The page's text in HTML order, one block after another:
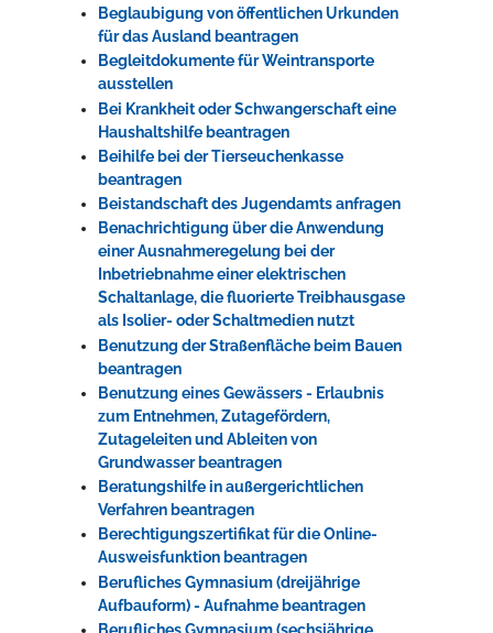
Beglaubigung von öffentlichen Urkunden
für das Ausland beantragen
Begleitdokumente für Weintransporte
ausstellen
Bei Krankheit oder Schwangerschaft eine
Haushaltshilfe beantragen
Beihilfe bei der Tierseuchenkasse
beantragen
Beistandschaft des Jugendamts anfragen
Benachrichtigung über die Anwendung
einer Ausnahmeregelung bei der
Inbetriebnahme einer elektrischen
Schaltanlage, die fluorierte Treibhausgase
als Isolier- oder Schaltmedien nutzt
Benutzung der Straßenfläche beim Bauen
beantragen
Benutzung eines Gewässers - Erlaubnis
zum Entnehmen, Zutagefördern,
Zutageleiten und Ableiten von
Grundwasser beantragen
Beratungshilfe in außergerichtlichen
Verfahren beantragen
Berechtigungszertifikat für die Online-
Ausweisfunktion beantragen
Berufliches Gymnasium (dreijährige
Aufbauform) - Aufnahme beantragen
Berufliches Gymnasium (sechsjährige